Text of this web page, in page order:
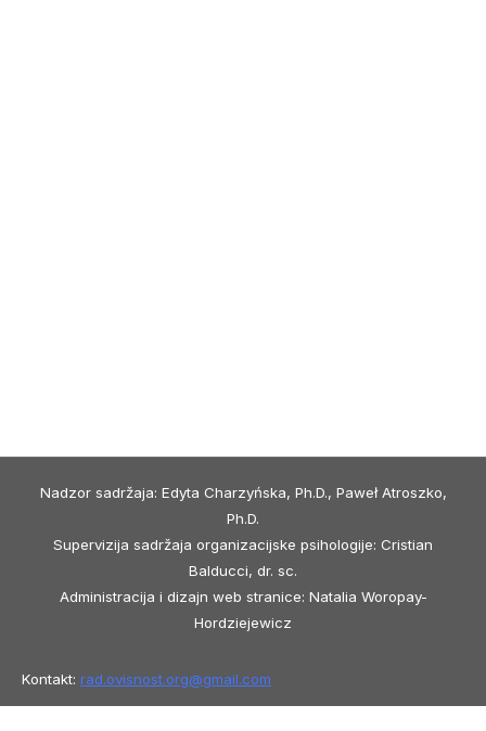
Nadzor sadržaja: Edyta Charzyńska, Ph.D., Paweł Atroszko,
Ph.D.
Supervizija sadržaja organizacijske psihologije: Cristian
Balducci, dr. sc.
Administracija i dizajn web stranice: Natalia Woropay-
Hordziejewicz
Kontakt: rad.ovisnost.org@gmail.com